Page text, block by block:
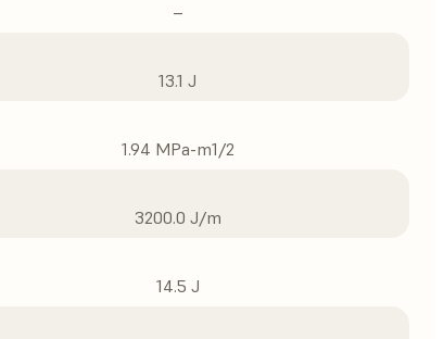
–
13.1 J
1.94 MPa-m1/2
3200.0 J/m
14.5 J